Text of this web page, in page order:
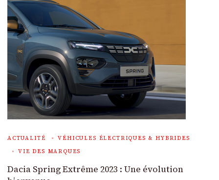
ACTUALITÉ
VÉHICULES ÉLECTRIQUES & HYBRIDES
VIE DES MARQUES
Dacia Spring Extrême 2023 : Une évolution